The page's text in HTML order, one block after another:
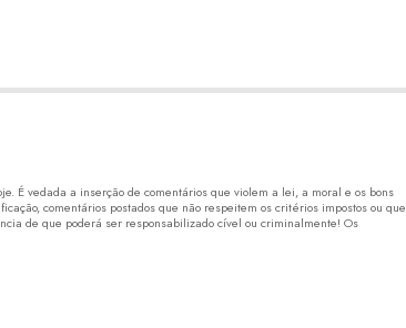
É vedada a inserção de comentários que violem a lei, a moral e os bons
comentários postados que não respeitem os critérios impostos ou que
de que poderá ser responsabilizado cível ou criminalmente! Os